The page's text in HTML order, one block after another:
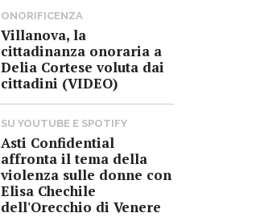
ONORIFICENZA
Villanova, la
cittadinanza onoraria a
Delia Cortese voluta dai
cittadini (VIDEO)
SU YOUTUBE E SPOTIFY
Asti Confidential
affronta il tema della
violenza sulle donne con
Elisa Chechile
dell'Orecchio di Venere